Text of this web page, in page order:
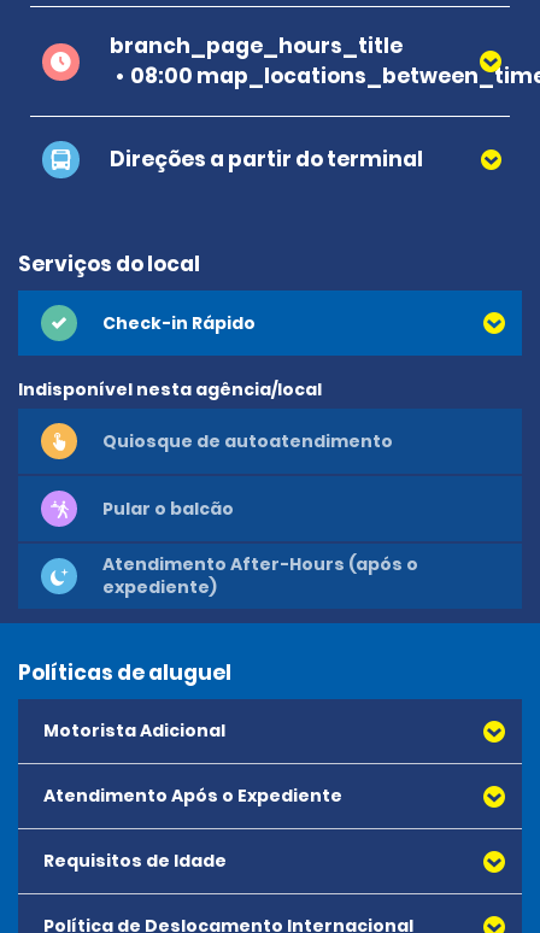
branch_page_hours_title
08:00
Direções a partir do terminal
Serviços do local
Check-in Rápido
Indisponível nesta agência/local
Quiosque de autoatendimento
Pular o balcão
Atendimento After-Hours (após o
expediente)
Políticas de aluguel
Motorista Adicional
Atendimento Após o Expediente
Requisitos de Idade
Política de Deslocamento Internacional